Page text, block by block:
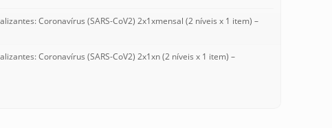
Coronavírus (SARS-CoV2) 2x1xmensal (2 níveis x 1 item) –
Coronavírus (SARS-CoV2) 2x1xn (2 níveis x 1 item) –